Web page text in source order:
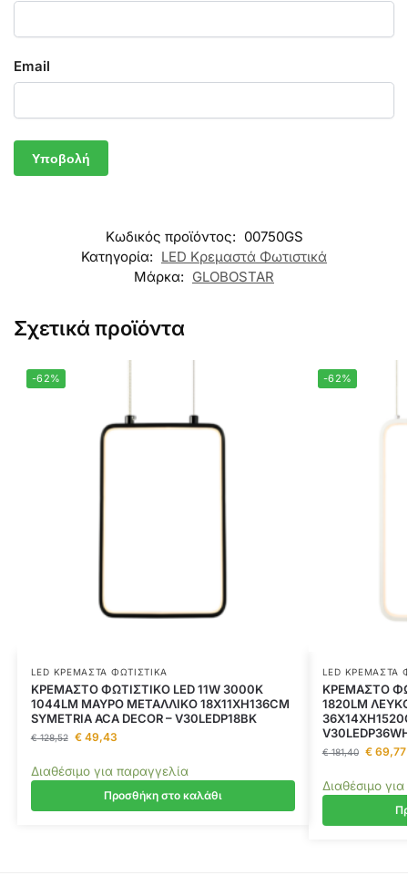
Email
Κωδικός προϊόντος: 00750GS
Κατηγορία: LED Κρεμαστά Φωτιστικά
Μάρκα: GLOBOSTAR
Σχετικά προϊόντα
-62%
LED ΚΡΕΜΑΣΤΆ ΦΩΤΙΣΤΙΚΆ
ΚΡΕΜΑΣΤΟ ΦΩΤΙΣΤΙΚΟ LED 11W 3000K
1044LM ΜΑΥΡΟ ΜΕΤΑΛΛΙΚΟ 18X11XH136CM
SYMETRIA ACA DECOR – V30LEDP18BK
€128,52 €49,43
Διαθέσιμο για παραγγελία
Προσθήκη στο καλάθι
-62%
LED ΚΡΕΜΑΣΤΆ
ΚΡΕΜΑΣΤΟ
1820LM
€181,40 €69,77
Διαθέσιμο